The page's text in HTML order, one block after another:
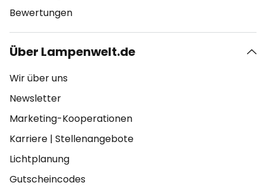
Bewertungen
Über Lampenwelt.de
Wir über uns
Newsletter
Marketing-Kooperationen
Karriere | Stellenangebote
Lichtplanung
Gutscheincodes